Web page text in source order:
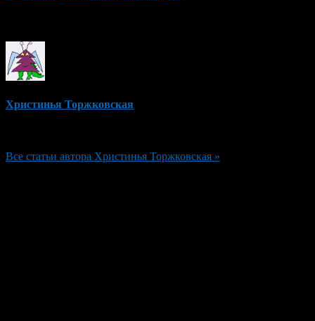
Христинья Торжковская
Все статьи автора Христинья Торжковская »